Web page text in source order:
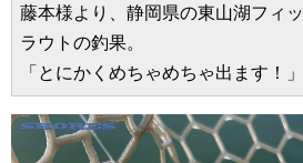
藤本様より、静岡県の東山湖フィ
ラウトの釣果。
「とにかくめちゃめちゃ出ます！